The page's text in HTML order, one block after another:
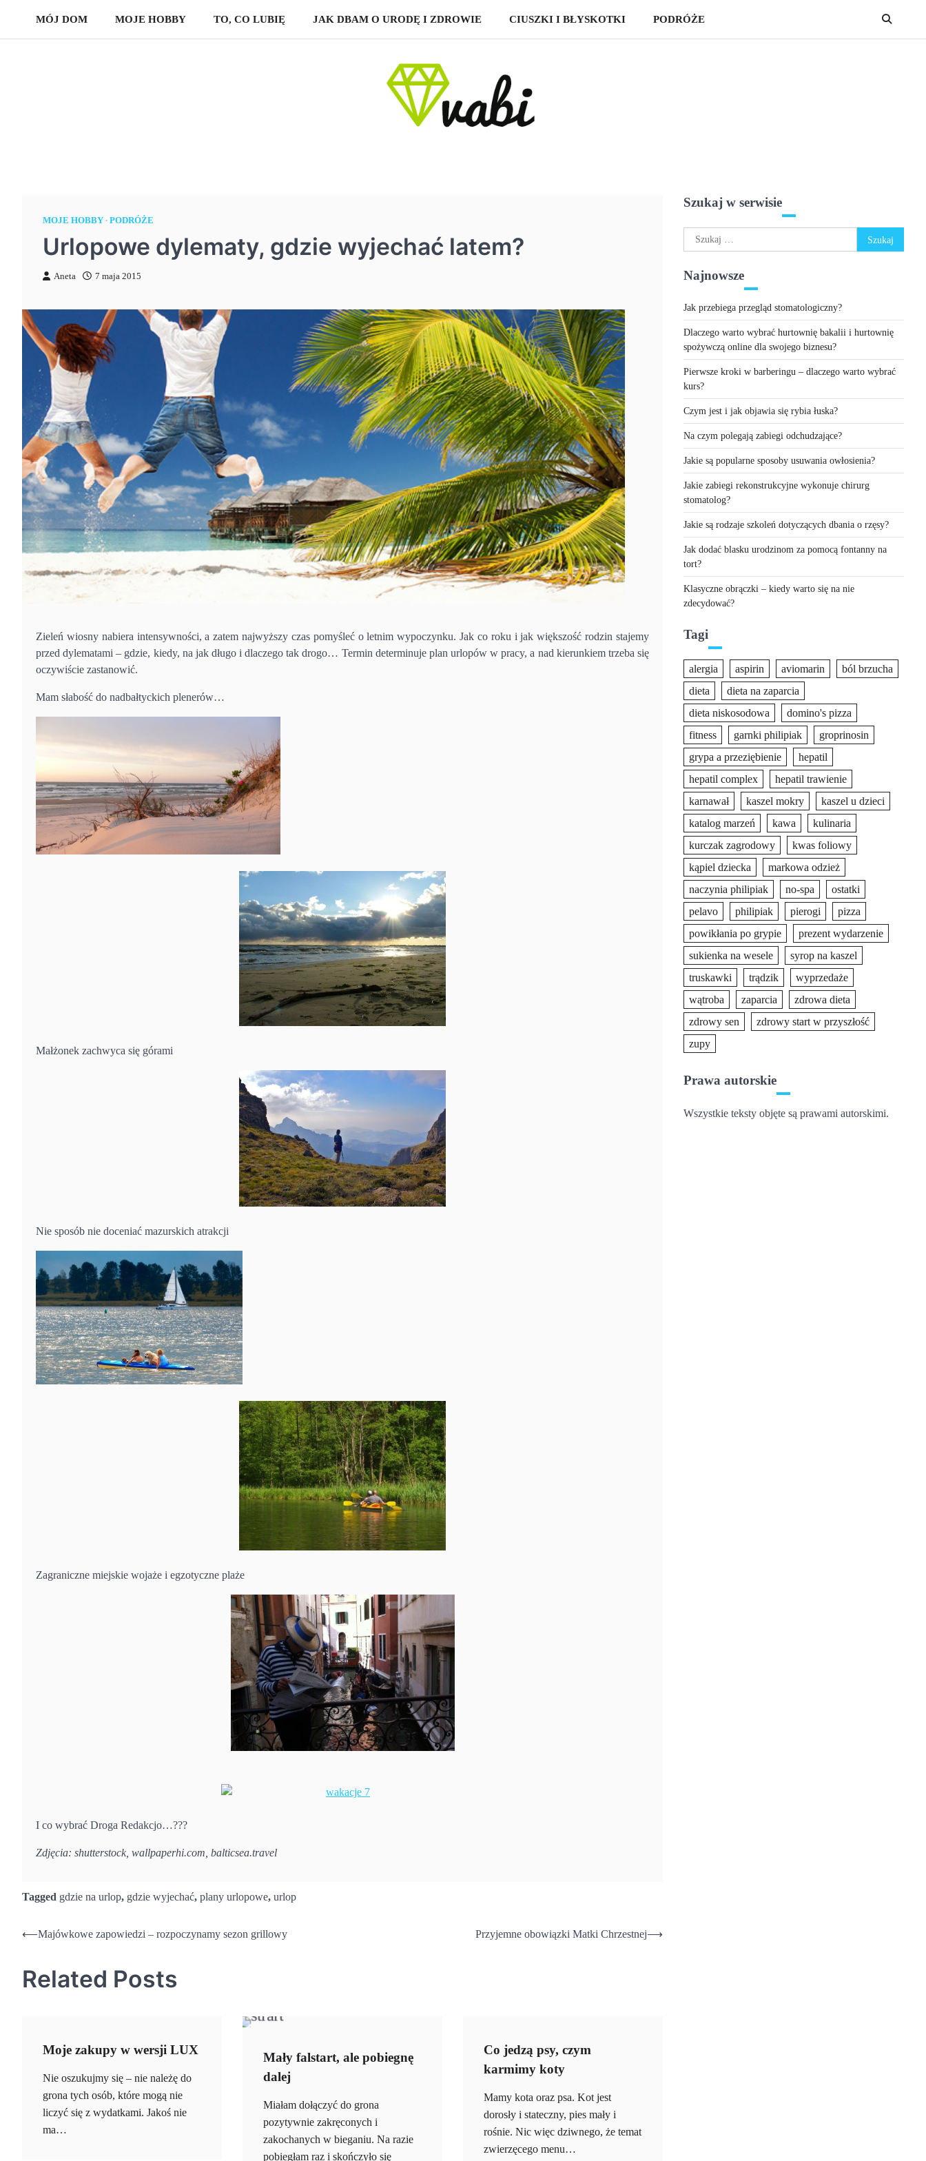
content
MÓJ DOM MOJE HOBBY TO, CO LUBIĘ JAK DBAM O URODĘ I ZDROWIE CIUSZKI I BŁYSKOTKI PODRÓŻE
MOJE HOBBY PODRÓŻE
Urlopowe dylematy, gdzie wyjechać latem?
Aneta 7 maja 2015
Zieleń wiosny nabiera intensywności, a zatem najwyższy czas pomyśleć o letnim wypoczynku. Jak co roku i jak większość rodzin stajemy
przed dylematami – gdzie, kiedy, na jak długo i dlaczego tak drogo… Termin determinuje plan urlopów w pracy, a nad kierunkiem trzeba się
oczywiście zastanowić.
Mam słabość do nadbałtyckich plenerów…
Małżonek zachwyca się górami
Nie sposób nie doceniać mazurskich atrakcji
Zagraniczne miejskie wojaże i egzotyczne plaże
I co wybrać Droga Redakcjo…???
Zdjęcia: shutterstock, wallpaperhi.com, balticsea.travel
Tagged gdzie na urlop, gdzie wyjechać, plany urlopowe, urlop
Nawigacja
⟵Majówkowe zapowiedzi – rozpoczynamy sezon grillowy Przyjemne obowiązki Matki Chrzestnej⟶
Related Posts
Moje zakupy w wersji LUX
Nie oszukujmy się – nie należę do
grona tych osób, które mogą nie
liczyć się z wydatkami. Jakoś nie
ma…
Mały falstart, ale pobiegnę
dalej
Miałam dołączyć do grona
pozytywnie zakręconych i
zakochanych w bieganiu. Na razie
pobiegłam raz i skończyło się
Co jedzą psy, czym
karmimy koty
Mamy kota oraz psa. Kot jest
dorosły i stateczny, pies mały i
rośnie. Nic więc dziwnego, że temat
zwierzęcego menu…
Szukaj w serwisie
Szukaj:
Najnowsze
Jak przebiega przegląd stomatologiczny?
Dlaczego warto wybrać hurtownię bakalii i hurtownię
spożywczą online dla swojego biznesu?
Pierwsze kroki w barberingu – dlaczego warto wybrać
kurs?
Czym jest i jak objawia się rybia łuska?
Na czym polegają zabiegi odchudzające?
Jakie są popularne sposoby usuwania owłosienia?
Jakie zabiegi rekonstrukcyjne wykonuje chirurg
stomatolog?
Jakie są rodzaje szkoleń dotyczących dbania o rzęsy?
Jak dodać blasku urodzinom za pomocą fontanny na
tort?
Klasyczne obrączki – kiedy warto się na nie
zdecydować?
Tagi
alergia aspirin aviomarin
ból brzucha
dieta
dieta na zaparcia
dieta niskosodowa
domino's pizza
fitness
garnki philipiak
groprinosin
grypa a przeziębienie
hepatil
hepatil complex
hepatil trawienie
karnawał
kaszel mokry
kaszel u dzieci
katalog marzeń
kawa
kulinaria
kurczak zagrodowy
kwas foliowy
kąpiel dziecka
markowa odzież
naczynia philipiak
no-spa
ostatki
pelavo
philipiak pierogi
pizza
powikłania po grypie
prezent wydarzenie
sukienka na wesele
syrop na kaszel
truskawki
trądzik
wyprzedaże
wątroba
zaparcia
zdrowa dieta
zdrowy sen
zdrowy start w przyszłość
zupy
Prawa autorskie
Wszystkie teksty objęte są prawami autorskimi.